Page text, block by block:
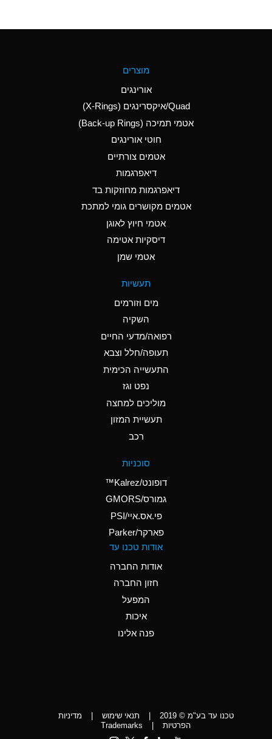
Aluminum Nitrate
(Aqueous)
Aluminum Phosphate
Ammonia Anhydrous
C
Ammonia Gas (cold)
A
Ammonia Gas (hot)
Ammonium Hydroxide
A
Ammonium Nitrate
Ammonium Nitrite
Ammonium Persulfate
Ammonium Phosphate
A
Ammonium Sulfate
*
Amyl Acetate (Banana
Aniline
D
מוצרים
אורינגים
Quad/איקסרינגים (X-Rings)
אטמי תמיכה (Back-up Rings)
חוטי אורינגים
אטמים צורתיים
דיאפרגמות
דיאפרגמות מחוזקות בד
אטמים מקושרים גומי למתכת
אטמי חיוץ לאוגן
דיסקיות אטימה
אטמי שמן
תעשיות
מים וזורמים
השקיה
רפואה/מדעי החיים
תעופה/חלל וצבא
התעשייה הכימית
נפט וגז
מוליכים למחצה
תעשיית המזון
רכב
סוכניות
דופונט/Kalrez™
גמורס/GMORS
פי.אס.איי/PSI
פארקר/Parker
אודות טכנו עד
אודות החברה
חזון החברה
המפעל
איכות
פנה אלינו
טכנו עד בע"מ © 2019 | תנאי שימוש |
מדיניות
הפרטיות
|
Trademarks